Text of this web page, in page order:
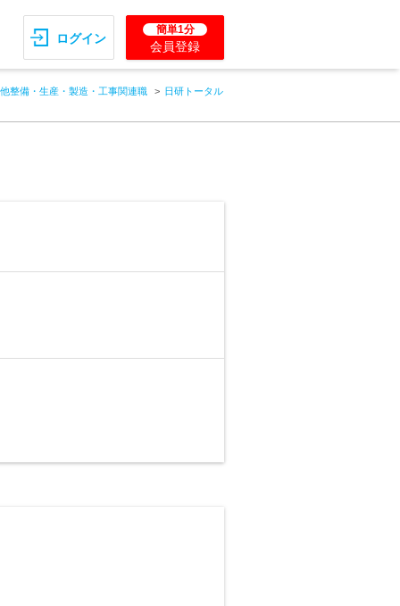
ログイン
簡単1分
会員登録
整備・生産・製造・工事関連職 日研トータル